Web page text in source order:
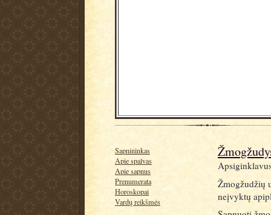
Sapnininkas
Apie spalvas
Apie sapnus
Prenumerata
Horoskopai
Vardų reikšmės
Žmogžudžių
neįvyktų